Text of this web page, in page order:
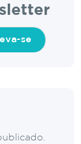
se